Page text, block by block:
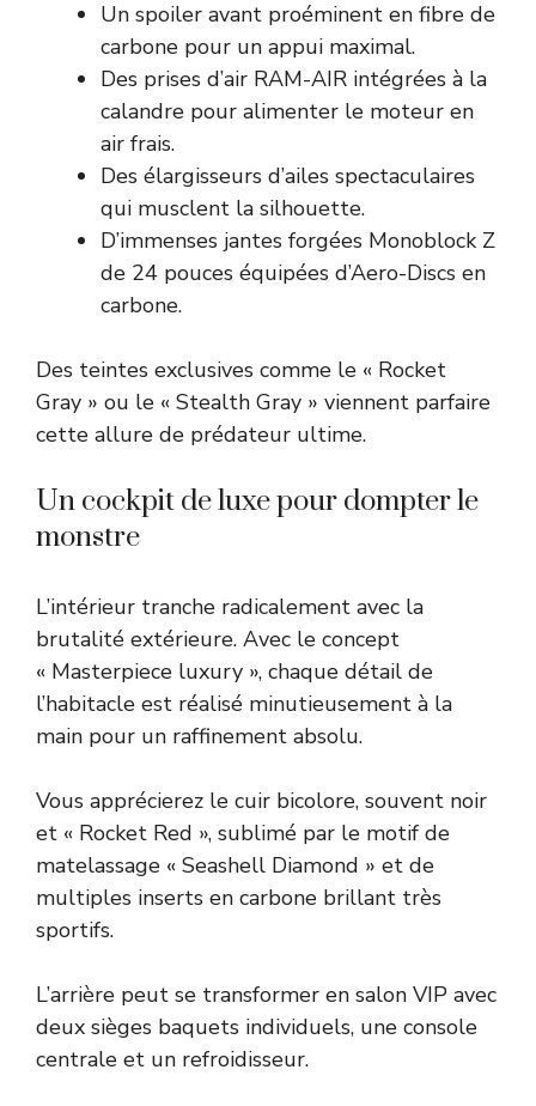
Un spoiler avant proéminent en fibre de
carbone pour un appui maximal.
Des prises d’air RAM-AIR intégrées à la
calandre pour alimenter le moteur en
air frais.
Des élargisseurs d’ailes spectaculaires
qui musclent la silhouette.
D’immenses jantes forgées Monoblock Z
de 24 pouces équipées d’Aero-Discs en
carbone.
Des teintes exclusives comme le « Rocket
Gray » ou le « Stealth Gray » viennent parfaire
cette allure de prédateur ultime.
Un cockpit de luxe pour dompter le
monstre
L’intérieur tranche radicalement avec la
brutalité extérieure. Avec le concept
« Masterpiece luxury », chaque détail de
l’habitacle est réalisé minutieusement à la
main pour un raffinement absolu.
Vous apprécierez le cuir bicolore, souvent noir
et « Rocket Red », sublimé par le motif de
matelassage « Seashell Diamond » et de
multiples inserts en carbone brillant très
sportifs.
L’arrière peut se transformer en salon VIP avec
deux sièges baquets individuels, une console
centrale et un refroidisseur.